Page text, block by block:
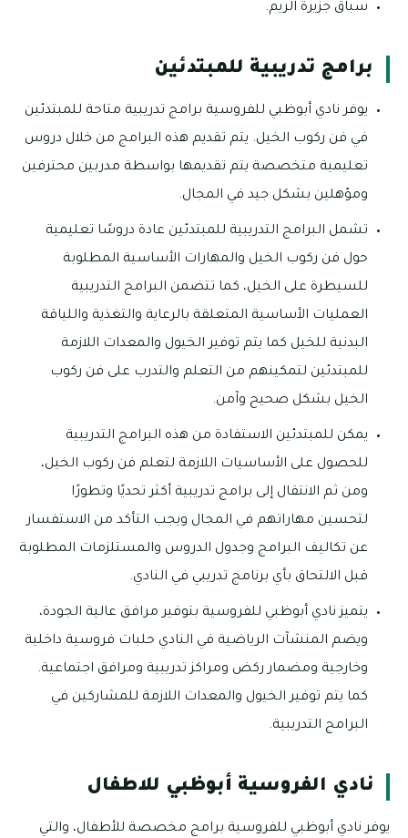
سباق جزيرة الريم.
برامج تدريبية للمبتدئين
يوفر نادي أبوظبي للفروسية برامج تدريبية متاحة للمبتدئين
في فن ركوب الخيل. يتم تقديم هذه البرامج من خلال دروس
تعليمية متخصصة يتم تقديمها بواسطة مدربين محترفين
ومؤهلين بشكل جيد في المجال.
تشمل البرامج التدريبية للمبتدئين عادة دروسًا تعليمية
حول فن ركوب الخيل والمهارات الأساسية المطلوبة
للسيطرة على الخيل، كما تتضمن البرامج التدريبية
العمليات الأساسية المتعلقة بالرعاية والتغذية واللياقة
البدنية للخيل كما يتم توفير الخيول والمعدات اللازمة
للمبتدئين لتمكينهم من التعلم والتدرب على فن ركوب
الخيل بشكل صحيح وآمن.
يمكن للمبتدئين الاستفادة من هذه البرامج التدريبية
للحصول على الأساسيات اللازمة لتعلم فن ركوب الخيل،
ومن ثم الانتقال إلى برامج تدريبية أكثر تحديًا وتطورًا
لتحسين مهاراتهم في المجال ويجب التأكد من الاستفسار
عن تكاليف البرامج وجدول الدروس والمستلزمات المطلوبة
قبل الالتحاق بأي برنامج تدريبي في النادي.
يتميز نادي أبوظبي للفروسية بتوفير مرافق عالية الجودة،
ويضم المنشآت الرياضية في النادي حلبات فروسية داخلية
وخارجية ومضمار ركض ومراكز تدريبية ومرافق اجتماعية.
كما يتم توفير الخيول والمعدات اللازمة للمشاركين في
البرامج التدريبية.
نادي الفروسية أبوظبي للاطفال
يوفر نادي أبوظبي للفروسية برامج مخصصة للأطفال، والتي